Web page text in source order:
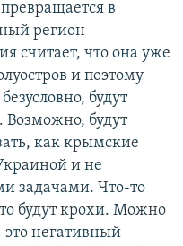
в
регион
считает, что она уже
и поэтому
будут
Возможно, будут
как крымские
и не
задачами. Что-то
будут крохи. Можно
это негативный